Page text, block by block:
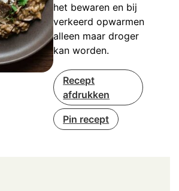
het bewaren en bij
verkeerd opwarmen
alleen maar droger
kan worden.
Recept
afdrukken
Pin recept